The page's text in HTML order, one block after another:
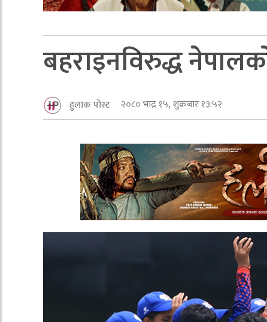
बहराइनविरुद्ध
हुलाक पोस्ट २०८० भाद्र १५, शुक्रबार १३:५२